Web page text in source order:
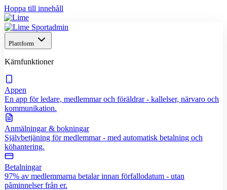
Hoppa till innehåll
Plattform
Kärnfunktioner
Appen
En app för ledare, medlemmar och föräldrar - kallelser, närvaro och
kommunikation.
Anmälningar & bokningar
Självbetjäning för medlemmar - med automatisk betalning och
köhantering.
Betalningar
97% av medlemmarna betalar innan förfallodatum - utan
påminnelser från er.